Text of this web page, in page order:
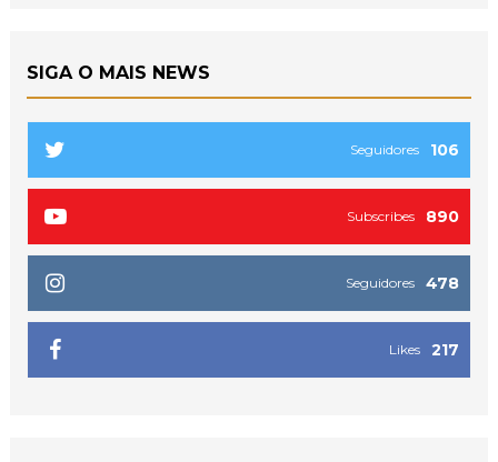
SIGA O MAIS NEWS
106
Seguidores
890
Subscribes
478
Seguidores
217
Likes